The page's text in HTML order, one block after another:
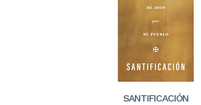
SANTIFICACIÓN